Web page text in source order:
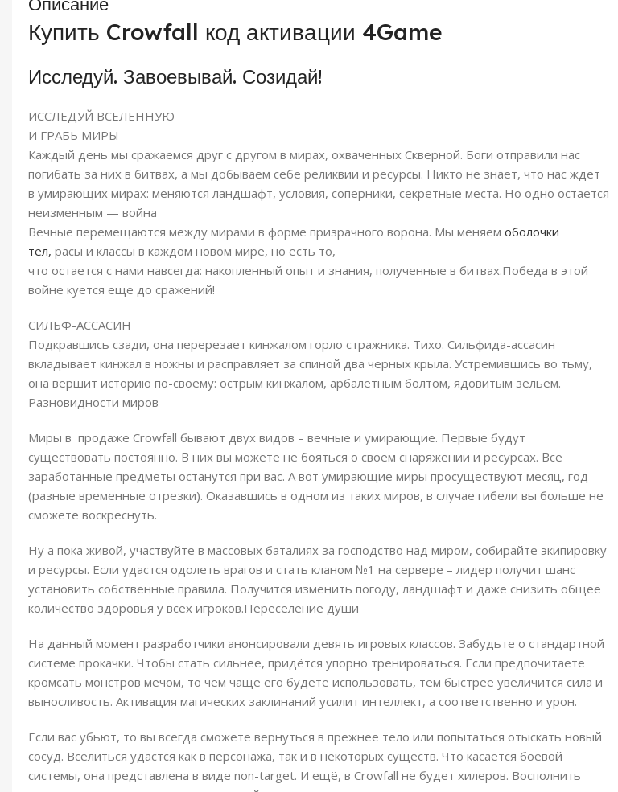
Купить Crowfall код активации 4Game
Исследуй. Завоевывай. Созидай!
ИССЛЕДУЙ ВСЕЛЕННУЮ
И ГРАБЬ МИРЫ
Каждый день мы сражаемся друг с другом в мирах, охваченных Скверной. Боги отправили нас
погибать за них в битвах, а мы добываем себе реликвии и ресурсы. Никто не знает, что нас ждет
в умирающих мирах: меняются ландшафт, условия, соперники, секретные места. Но одно остается
неизменным — война
Вечные перемещаются между мирами в форме призрачного ворона. Мы меняем оболочки
тел, расы и классы в каждом новом мире, но есть то,
что остается с нами навсегда: накопленный опыт и знания, полученные в битвах.Победа в этой
войне куется еще до сражений!
СИЛЬФ-АССАСИН
Подкравшись сзади, она перерезает кинжалом горло стражника. Тихо. Сильфида-ассасин
вкладывает кинжал в ножны и расправляет за спиной два черных крыла. Устремившись во тьму,
она вершит историю по-своему: острым кинжалом, арбалетным болтом, ядовитым зельем.
Разновидности миров
Миры в продаже Crowfall бывают двух видов – вечные и умирающие. Первые будут
существовать постоянно. В них вы можете не бояться о своем снаряжении и ресурсах. Все
заработанные предметы останутся при вас. А вот умирающие миры просуществуют месяц, год
(разные временные отрезки). Оказавшись в одном из таких миров, в случае гибели вы больше не
сможете воскреснуть.
Ну а пока живой, участвуйте в массовых баталиях за господство над миром, собирайте экипировку
и ресурсы. Если удастся одолеть врагов и стать кланом №1 на сервере – лидер получит шанс
установить собственные правила. Получится изменить погоду, ландшафт и даже снизить общее
количество здоровья у всех игроков.Переселение души
На данный момент разработчики анонсировали девять игровых классов. Забудьте о стандартной
системе прокачки. Чтобы стать сильнее, придётся упорно тренироваться. Если предпочитаете
кромсать монстров мечом, то чем чаще его будете использовать, тем быстрее увеличится сила и
выносливость. Активация магических заклинаний усилит интеллект, а соответственно и урон.
Если вас убьют, то вы всегда сможете вернуться в прежнее тело или попытаться отыскать новый
сосуд. Вселиться удастся как в персонажа, так и в некоторых существ. Что касается боевой
системы, она представлена в виде non-target. И ещё, в Crowfall не будет хилеров. Восполнить